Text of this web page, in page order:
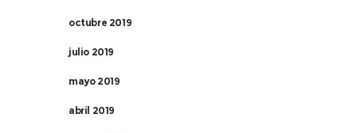
octubre 2019
julio 2019
mayo 2019
abril 2019